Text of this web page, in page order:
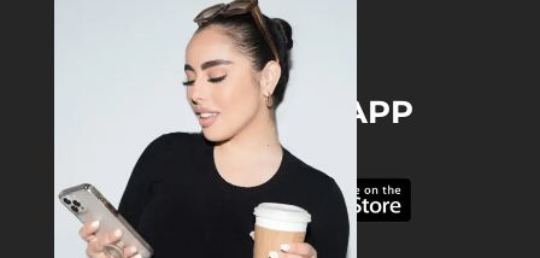
DOWNLOAD THE APP